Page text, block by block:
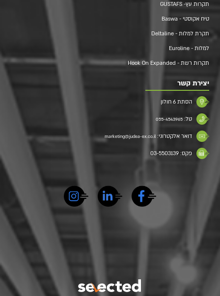
תקרות עץ- GUSTAFS
טיח אקוסטי - Baswa
תקרת למלות - Deltaline
למלות - Euroline
תקרות רשת - Hook On Expanded
יצירת קשר
הסתת 6 חולון
טל: 055-4543965
דואר אלקטרוני: marketing@judea-ex.co.il
פקס: 03-5503139